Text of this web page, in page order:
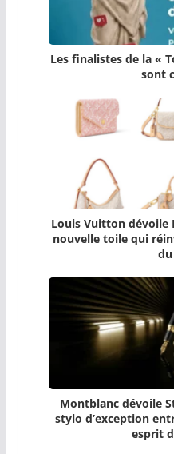
Les finalistes de la «
sont
Louis Vuitton dévoile
nouvelle toile qui
Montblanc dévoile
stylo d’exception
esprit